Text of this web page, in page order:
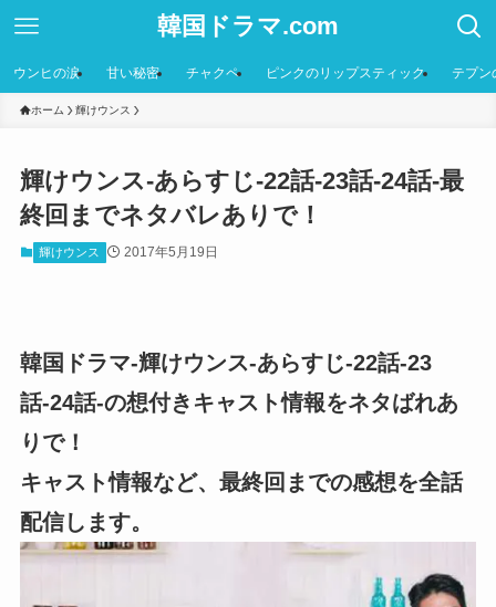
韓国ドラマ.com
ウンヒの涙 甘い秘密 チャクペ ピンクのリップスティック テプン
ホーム 輝けウンス
輝けウンス-あらすじ-22話-23話-24話-最
終回までネタバレありで！
輝けウンス 2017年5月19日
韓国ドラマ-輝けウンス-あらすじ-22話-23
話-24話-の想付きキャスト情報をネタばれあ
りで！
キャスト情報など、最終回までの感想を全話
配信します。